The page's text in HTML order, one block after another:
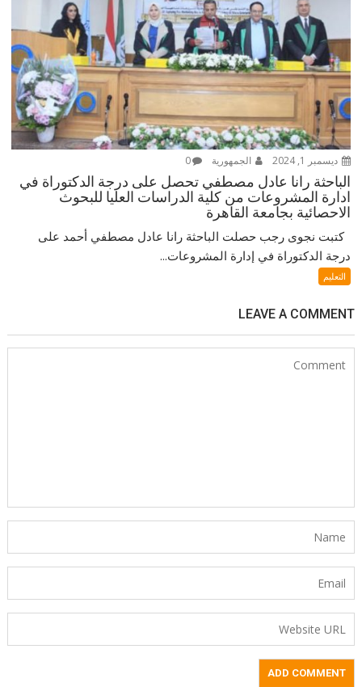
ديسمبر 1, 2024 الجمهورية 0
الباحثة رانا عادل مصطفي تحصل على درجة الدكتوراة في
ادارة المشروعات من كلية الدراسات العليا للبحوث
الاحصائية بجامعة القاهرة
كتبت نجوى رجب حصلت الباحثة رانا عادل مصطفي أحمد على
درجة الدكتوراة في إدارة المشروعات...
التعليم
LEAVE A COMMENT